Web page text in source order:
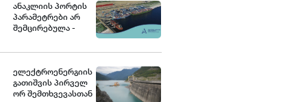
მიერ
სანქცირებული
პირი არ
საქართველოს
რეგულირებულ
სუბიექტს
ანაკლიის პორტის
პარამეტრები არ
შემცირებულა -
ელექტროენერგიის
გათიშვის პირველ
ორ შემთხვევასთან